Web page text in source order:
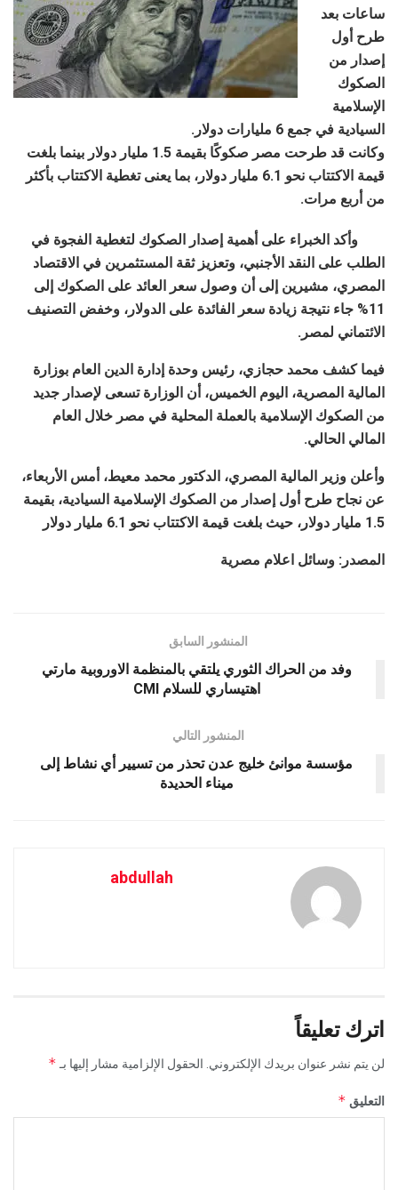
ساعات بعد
طرح أول
إصدار من
الصكوك
الإسلامية
السيادية في جمع 6 مليارات دولار.
وكانت قد طرحت مصر صكوكًا بقيمة 1.5 مليار دولار بينما بلغت
قيمة الاكتتاب نحو 6.1 مليار دولار، بما يعنى تغطية الاكتتاب بأكثر
من أربع مرات.
وأكد الخبراء على أهمية إصدار الصكوك لتغطية الفجوة في
الطلب على النقد الأجنبي، وتعزيز ثقة المستثمرين في الاقتصاد
المصري، مشيرين إلى أن وصول سعر العائد على الصكوك إلى
11% جاء نتيجة زيادة سعر الفائدة على الدولار، وخفض التصنيف
الائتماني لمصر.
فيما كشف محمد حجازي، رئيس وحدة إدارة الدين العام بوزارة
المالية المصرية، اليوم الخميس، أن الوزارة تسعى لإصدار جديد
من الصكوك الإسلامية بالعملة المحلية في مصر خلال العام
المالي الحالي.
وأعلن وزير المالية المصري، الدكتور محمد معيط، أمس الأربعاء،
عن نجاح طرح أول إصدار من الصكوك الإسلامية السيادية، بقيمة
1.5 مليار دولار، حيث بلغت قيمة الاكتتاب نحو 6.1 مليار دولار
المصدر: وسائل اعلام مصرية
المنشور السابق
وفد من الحراك الثوري يلتقي بالمنظمة الاوروبية مارتي
اهتيساري للسلام CMI
المنشور التالي
مؤسسة موانئ خليج عدن تحذر من تسيير أي نشاط إلى
ميناء الحديدة
abdullah
اترك تعليقاً
لن يتم نشر عنوان بريدك الإلكتروني. الحقول الإلزامية مشار إليها بـ *
التعليق *